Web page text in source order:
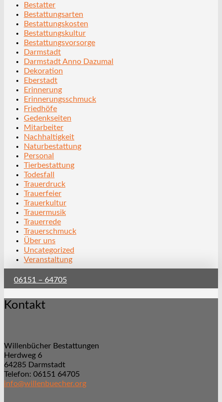
Bestatter
Bestattungsarten
Bestattungskosten
Bestattungskultur
Bestattungsvorsorge
Darmstadt
Darmstadt Anno Dazumal
Dekoration
Eberstadt
Erinnerung
Erinnerungsschmuck
Friedhöfe
Gedenkseiten
Mitarbeiter
Nachhaltigkeit
Naturbestattung
Personal
Tierbestattung
Todesfall
Trauerdruck
Trauerfeier
Trauerkultur
Trauermusik
Trauerrede
Trauerschmuck
Über uns
Uncategorized
Veranstaltung
06151 – 64705
Kontakt
Willenbücher Bestattungen
Herdweg 6
64285 Darmstadt
Telefon: 06151 64705
info@willenbuecher.org